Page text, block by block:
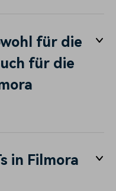
für die
für die
in Filmora